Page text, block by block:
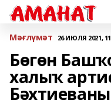
Мәғлүмәт 26 ИЮЛЯ 2021,
Бөгөн
халыҡ